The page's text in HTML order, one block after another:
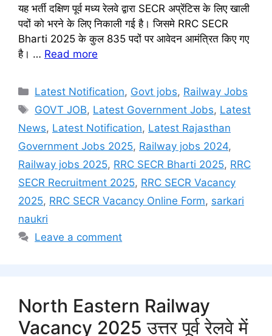
यह भर्ती दक्षिण पूर्व मध्य रेलवे द्वारा SECR अप्रेंटिस के लिए खाली
पदों को भरने के लिए निकाली गई है। जिसमे RRC SECR
Bharti 2025 के कुल 835 पदों पर आवेदन आमंत्रित किए गए
है। … Read more
Categories
Latest Notification, Govt jobs, Railway Jobs
Tags
GOVT JOB, Latest Government Jobs, Latest
News, Latest Notification, Latest Rajasthan
Government Jobs 2025, Railway jobs 2024,
Railway jobs 2025, RRC SECR Bharti 2025, RRC
SECR Recruitment 2025, RRC SECR Vacancy
2025, RRC SECR Vacancy Online Form, sarkari
naukri
Leave a comment
North Eastern Railway
Vacancy 2025 उत्तर पूर्व रेलवे में